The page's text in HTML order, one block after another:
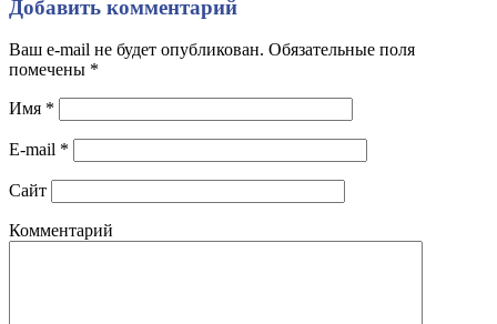
Добавить комментарий
Ваш e-mail не будет опубликован. Обязательные поля
помечены *
Имя *
E-mail *
Сайт
Комментарий